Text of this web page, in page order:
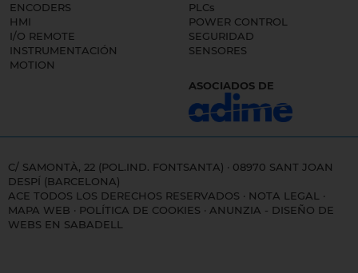
ENCODERS
HMI
I/O REMOTE
INSTRUMENTACIÓN
MOTION
PLCs
POWER CONTROL
SEGURIDAD
SENSORES
ASOCIADOS DE
C/ SAMONTÀ, 22 (POL.IND. FONTSANTA) · 08970 SANT JOAN
DESPÍ (BARCELONA)
ACE TODOS LOS DERECHOS RESERVADOS · NOTA LEGAL
·
MAPA WEB · POLÍTICA DE COOKIES · ANUNZIA - DISEÑO DE
WEBS EN SABADELL